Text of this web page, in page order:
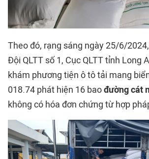
Theo đó, rạng sáng ngày 25/6/
Đội QLTT số 1, Cục QLTT tỉnh Long
khám phương tiện ô tô tải mang
018.74 phát hiện 16 baođường cát
không có hóa đơn chứng từ hợp